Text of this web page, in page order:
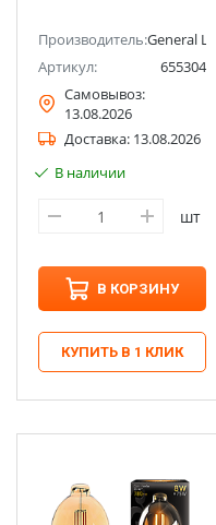
Производитель:General
Артикул:
655304
Самовывоз:
13.08.2026
Доставка: 13.08.2026
В наличии
шт
В КОРЗИНУ
КУПИТЬ В 1 КЛИК